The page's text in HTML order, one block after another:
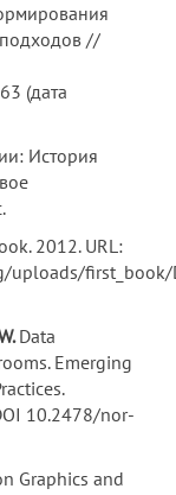
подходов //
(дата
История
2012. URL:
first_book/
Data
Emerging
10.2478/nor-
Graphics and